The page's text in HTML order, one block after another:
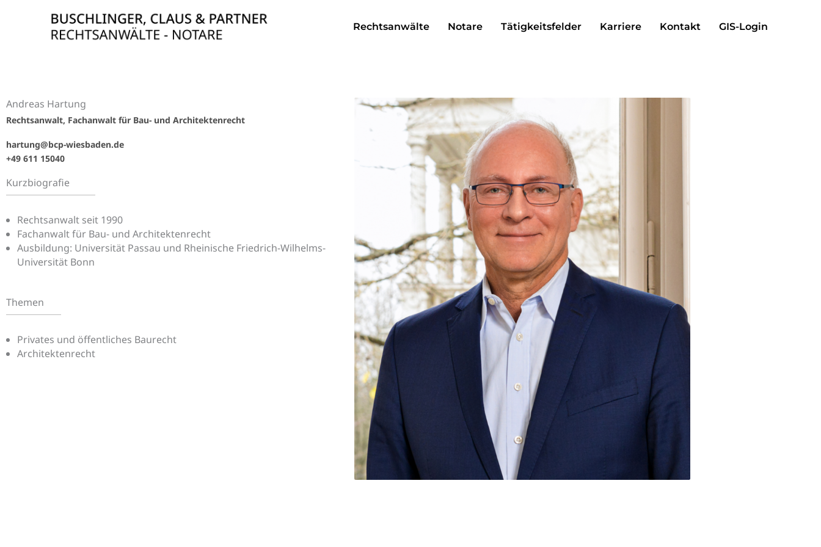
Rechtsanwälte Notare Tätigkeitsfelder Karriere Kontakt GIS-Login
Andreas Hartung
Rechtsanwalt, Fachanwalt für Bau- und Architektenrecht
hartung@bcp-wiesbaden.de
+49 611 15040
Kurzbiografie
Rechtsanwalt seit 1990
Fachanwalt für Bau- und Architektenrecht
Ausbildung: Universität Passau und Rheinische Friedrich-Wilhelms-
Universität Bonn
Themen
Privates und öffentliches Baurecht
Architektenrecht